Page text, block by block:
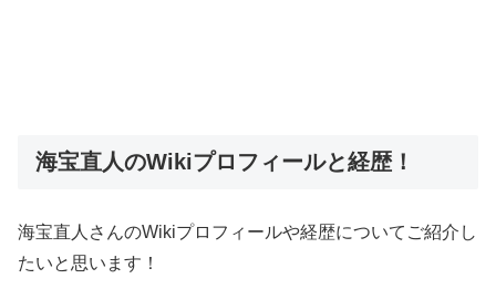
海宝直人のWikiプロフィールと経歴！
海宝直人さんのWikiプロフィールや経歴についてご紹介し
たいと思います！